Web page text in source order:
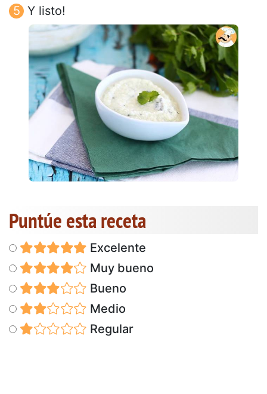
Y listo!
Puntúe esta receta
Excelente
Muy bueno
Bueno
Medio
Regular